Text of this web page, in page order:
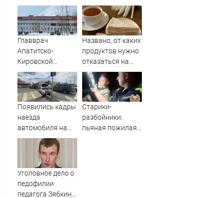
пешеходов, где
пострадали
минимум восемь
человек
06/08/2026 –
Новости
Главврач
Апатитско-
Кировской
больницы
уволился
Названо, от каких
продуктов нужно
отказаться на
ужин
Появились кадры
наезда
автомобиля на
пешеходов в
Старики-
разбойники:
пьяная пожилая
Уголовное дело о
педофилии
педагога Зябкина